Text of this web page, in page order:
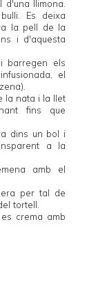
d'una llimona.
Es deixa
la pell de la
i d'aquesta
barregen els
el
la nata i la llet
fins que
dins un bol i
a la
amb el
per tal de
tortell.
crema amb